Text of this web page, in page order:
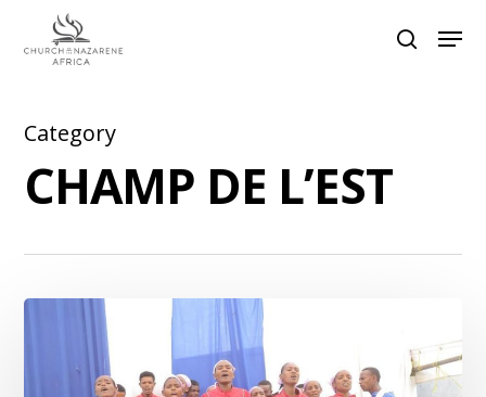
Hit enter to search or ESC to close
Category
CHAMP DE L’EST